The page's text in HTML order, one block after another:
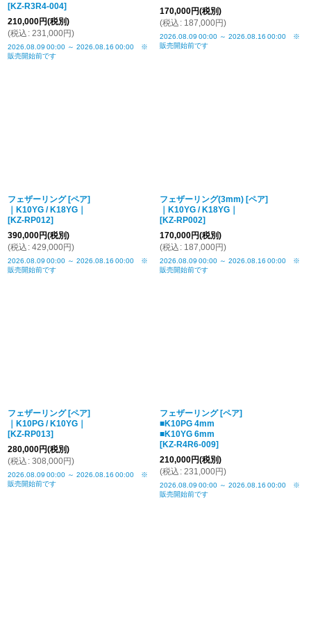
[KZ-R3R4-004]
210,000円(税別)
(税込 : 231,000円)
2026.08.09 00:00 ～ 2026.08.16 00:00 ※
販売開始前です
170,000円(税別)
(税込 : 187,000円)
2026.08.09 00:00 ～ 2026.08.16 00:00 ※
販売開始前です
フェザーリング [ペア]
｜K10YG / K18YG｜
[KZ-RP012]
390,000円(税別)
(税込 : 429,000円)
2026.08.09 00:00 ～ 2026.08.16 00:00 ※
販売開始前です
フェザーリング(3mm) [ペア]
｜K10YG / K18YG｜
[KZ-RP002]
170,000円(税別)
(税込 : 187,000円)
2026.08.09 00:00 ～ 2026.08.16 00:00 ※
販売開始前です
フェザーリング [ペア]
｜K10PG / K10YG｜
[KZ-RP013]
280,000円(税別)
(税込 : 308,000円)
2026.08.09 00:00 ～ 2026.08.16 00:00 ※
販売開始前です
フェザーリング [ペア]
■K10PG 4mm
■K10YG 6mm
[KZ-R4R6-009]
210,000円(税別)
(税込 : 231,000円)
2026.08.09 00:00 ～ 2026.08.16 00:00 ※
販売開始前です